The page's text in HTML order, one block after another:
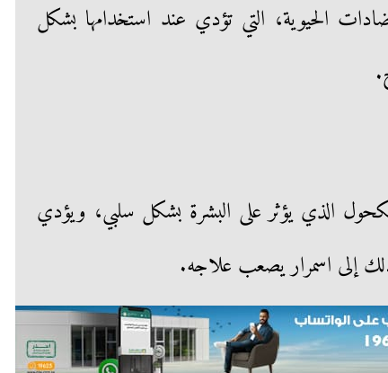
الحيوية، التي تؤدي عند استخدامها بشكل
الذي يؤثر على البشرة بشكل سلبي، ويؤدي
ذلك إلى اسمرار يصعب علاجه.